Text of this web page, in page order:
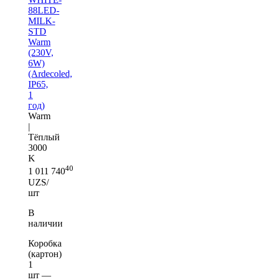
88LED-
MILK-
STD
Warm
(230V,
6W)
(Ardecoled,
IP65,
1
год)
Warm
|
Тёплый
3000
K
1 011 74040
UZS/
шт
В
наличии
Коробка
(картон)
1
шт —